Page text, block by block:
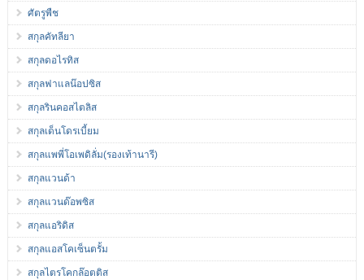
ศัตรูพืช
สกุลคัทลียา
สกุลดอไรทิส
สกุลฟาแลน๊อปซิส
สกุลรินคอสไตลิส
สกุลเด็นโดรเบี้ยม
สกุลแพพี่โอเพดิลั่ม(รองเท้านารี)
สกุลแวนด้า
สกุลแวนด๊อพซิส
สกุลแอริดิส
สกุลแอสโคเซ็นตรั้ม
สกุลไตรโคกล๊อตติส